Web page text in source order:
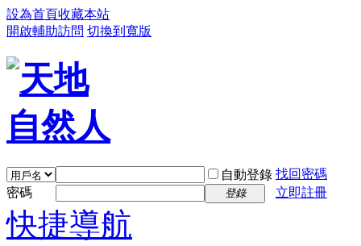
設為首頁收藏本站
開啟輔助訪問 切換到寬版
自動登錄 找回密碼
密碼
登錄 立即註冊
快捷導航